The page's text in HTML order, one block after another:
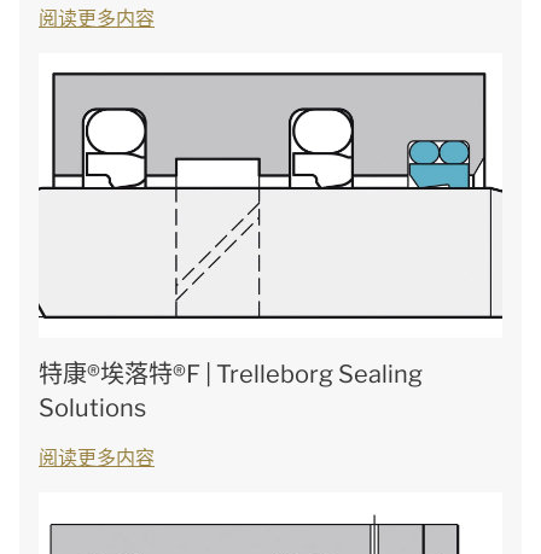
阅读更多内容
特康®埃落特®F | Trelleborg Sealing
Solutions
阅读更多内容